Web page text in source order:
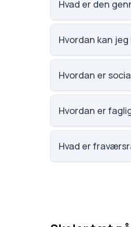
Hvad er den
Vi har ikke data
Hvordan kan
Email:
Spurvelundsvej 16,
Hvordan er
Social trivsel på
elevernes egne
Hvordan er
Faglig trivsel på
elevernes egne
Hvad er